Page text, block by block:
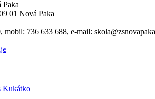
Paka
01 Nová Paka
mobil: 736 633 688, e-mail:
Kukátko